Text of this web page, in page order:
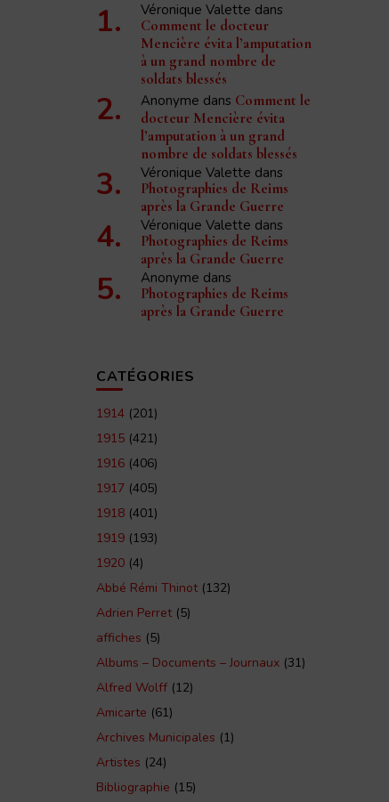
Véronique Valette dans
Comment le docteur
Mencière évita l’amputation
à un grand nombre de
soldats blessés
Anonyme dans Comment le
docteur Mencière évita
l’amputation à un grand
nombre de soldats blessés
Véronique Valette dans
Photographies de Reims
après la Grande Guerre
Véronique Valette dans
Photographies de Reims
après la Grande Guerre
Anonyme dans
Photographies de Reims
après la Grande Guerre
CATÉGORIES
1914 (201)
1915 (421)
1916 (406)
1917 (405)
1918 (401)
1919 (193)
1920 (4)
Abbé Rémi Thinot(132)
Adrien Perret(5)
affiches (5)
Albums – Documents – Journaux (31)
Alfred Wolff (12)
Amicarte (61)
Archives Municipales (1)
Artistes (24)
Bibliographie (15)